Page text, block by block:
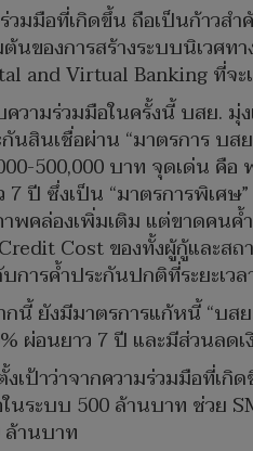
วมมือที่เกิดขึ้น ถือเป็นก้าวส
นของการสร้างระบบนิเวศ
and Virtual Banking ที่จ
วามร่วมมือในครั้งนี้ บสย. มุ่
นสินเชื่อผ่าน “มาตรการ บส
500,000 บาท จุดเด่น คือ
7 ปี ซึ่งเป็น “มาตรการพิเศ
พคล่องเพิ่มเติม แต่ขาดคน
Cost ของทั้งผู้กู้และส
การค้ำประกันปกติที่ระยะเว
กนี้ ยังมีมาตรการแก้หนี้ “บส
ผ่อนยาว 7 ปี และมีส่วนล
เป้าว่าจากความร่วมมือที่เ
นระบบ 500 ล้านบาท ช่วย
ล้านบาท